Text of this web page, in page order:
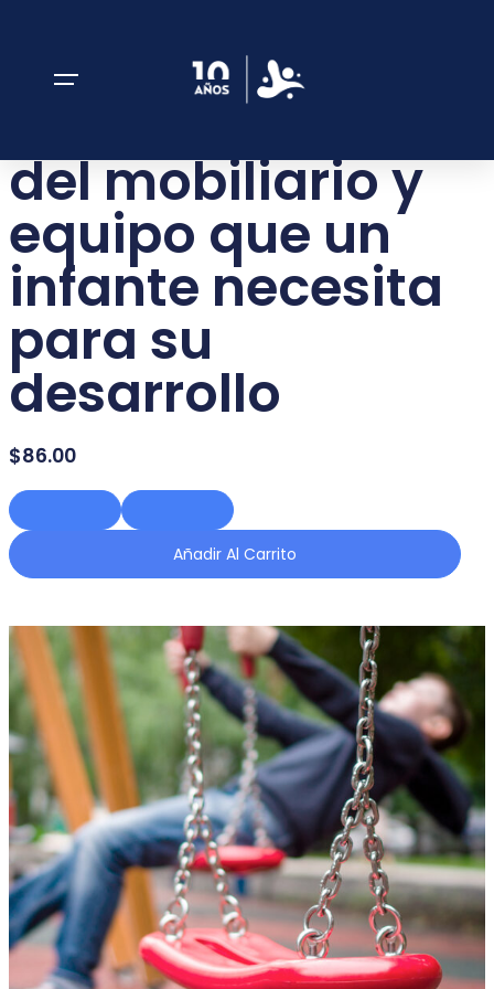
$86 para el
mantenimiento
del mobiliario y
equipo que un
infante necesita
para su
desarrollo
$86.00
Añadir Al Carrito